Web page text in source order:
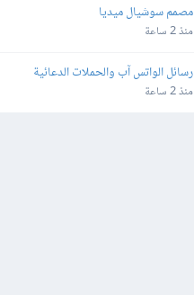
مصمم سوشيال ميديا
منذ 2 ساعة
رسائل الواتس آب والحملات الدعائية
منذ 2 ساعة